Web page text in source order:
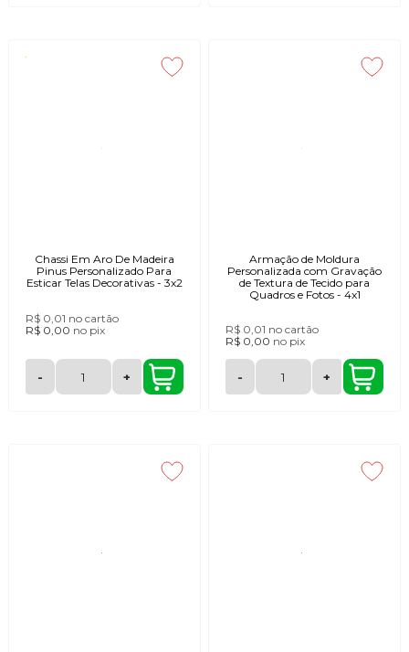
Chassi Em Aro De Madeira
Pinus Personalizado Para
Esticar Telas Decorativas - 3x2
R$ 0,01 no cartão
R$ 0,00 no pix
- +
Armação de Moldura
Personalizada com Gravação
de Textura de Tecido para
Quadros e Fotos - 4x1
R$ 0,01 no cartão
R$ 0,00 no pix
- +